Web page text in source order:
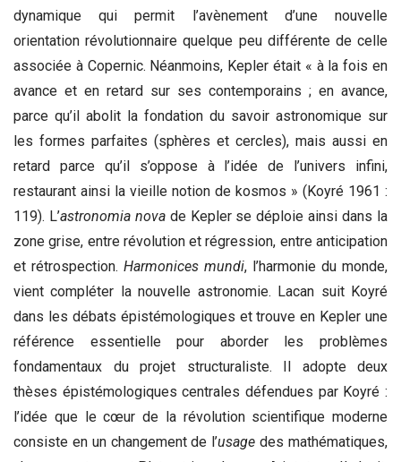
dynamique qui permit l’avènement d’une nouvelle
orientation révolutionnaire quelque peu différente de celle
associée à Copernic. Néanmoins, Kepler était « à la fois en
avance et en retard sur ses contemporains ; en avance,
parce qu’il abolit la fondation du savoir astronomique sur
les formes parfaites (sphères et cercles), mais aussi en
retard parce qu’il s’oppose à l’idée de l’univers infini,
restaurant ainsi la vieille notion de kosmos » (Koyré 1961 :
119). L’astronomia novade Kepler se déploie ainsi dans la
zone grise, entre révolution et régression, entre anticipation
et rétrospection. Harmonices mundi, l’harmonie du monde,
vient compléter la nouvelle astronomie. Lacan suit Koyré
dans les débats épistémologiques et trouve en Kepler une
référence essentielle pour aborder les problèmes
fondamentaux du projet structuraliste. Il adopte deux
thèses épistémologiques centrales défendues par Koyré :
l’idée que le cœur de la révolution scientifique moderne
consiste en un changement de l’usage des mathématiques,